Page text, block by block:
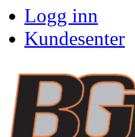
Logg inn
Kundesenter